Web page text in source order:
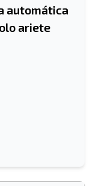
automática
ariete